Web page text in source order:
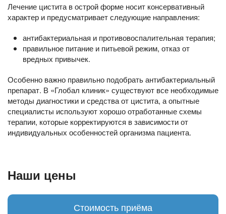
Лечение цистита в острой форме носит консервативный
характер и предусматривает следующие направления:
антибактериальная и противовоспалительная терапия;
правильное питание и питьевой режим, отказ от
вредных привычек.
Особенно важно правильно подобрать антибактериальный
препарат. В «Глобал клиник» существуют все необходимые
методы диагностики и средства от цистита, а опытные
специалисты используют хорошо отработанные схемы
терапии, которые корректируются в зависимости от
индивидуальных особенностей организма пациента.
Наши цены
Стоимость приёма